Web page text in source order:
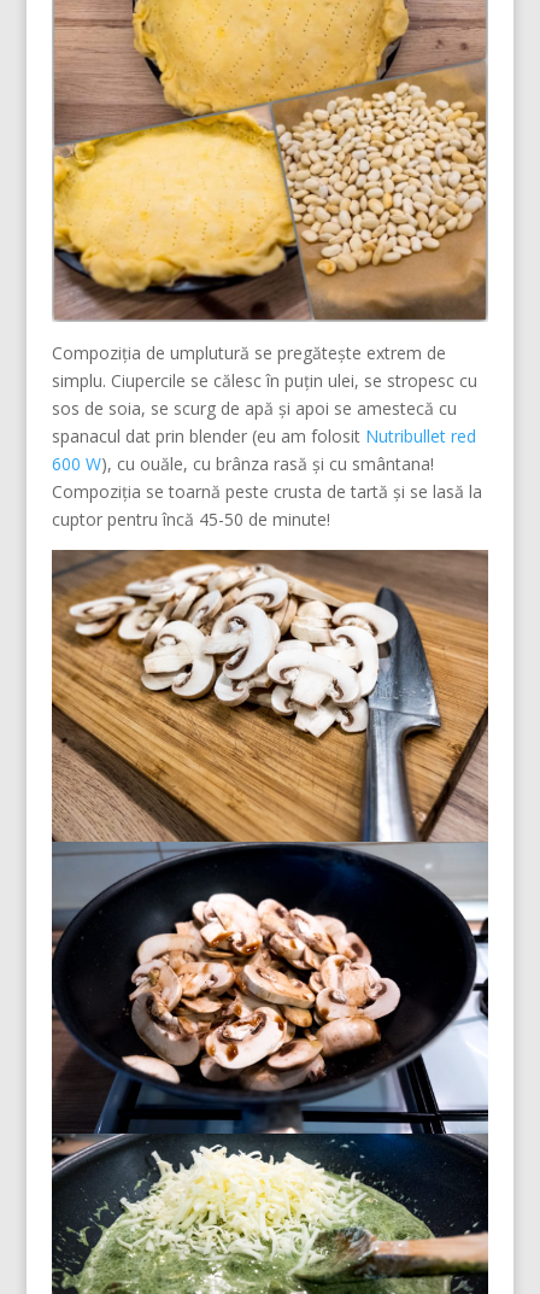
Compoziția de umplutură se pregătește extrem de
simplu. Ciupercile se călesc în puțin ulei, se stropesc cu
sos de soia, se scurg de apă și apoi se amestecă cu
spanacul dat prin blender (eu am folosit Nutribullet red
600 W), cu ouăle, cu brânza rasă și cu smântana!
Compoziția se toarnă peste crusta de tartă și se lasă la
cuptor pentru încă 45-50 de minute!